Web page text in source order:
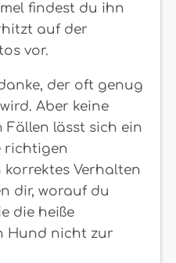
findest du ihn
auf der
vor.
der oft genug
Aber keine
Fällen lässt sich ein
richtigen
Verhalten
dir, worauf du
die heiße
Hund nicht zur